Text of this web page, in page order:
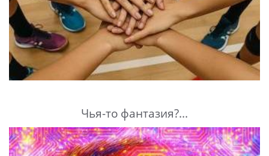
Чья-то фантазия?...